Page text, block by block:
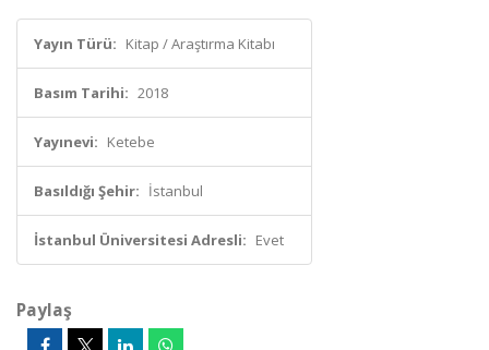
Yayın Türü: Kitap / Araştırma Kitabı
Basım Tarihi: 2018
Yayınevi: Ketebe
Basıldığı Şehir: İstanbul
İstanbul Üniversitesi Adresli: Evet
Paylaş